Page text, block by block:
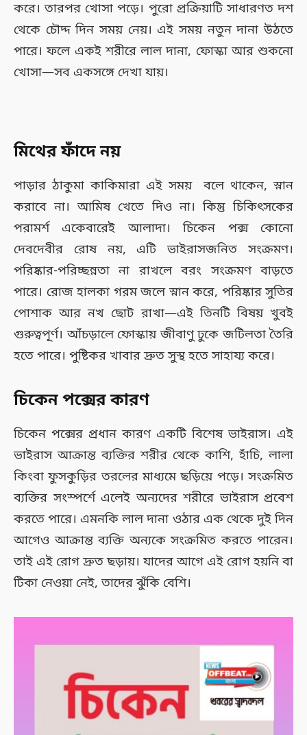
করে। তারপর খোসা পড়ে। পুরো প্রক্রিয়াটি সাধারণত দশ
থেকে চৌদ্দ দিন সময় নেয়। এই সময় নতুন দানা উঠতে
পারে। ফলে একই শরীরে লাল দানা, ফোস্কা আর শুকনো
খোসা—সব একসঙ্গে দেখা যায়।
মিথের ফাঁদে নয়
পাড়ার ঠাকুমা কাকিমারা এই সময় বলে থাকেন, স্নান
করাবে না। আমিষ খেতে দিও না। কিন্তু চিকিৎসকের
পরামর্শ একেবারেই আলাদা। চিকেন পক্স কোনো
দেবদেবীর রোষ নয়, এটি ভাইরাসজনিত সংক্রমণ।
পরিষ্কার-পরিচ্ছন্নতা না রাখলে বরং সংক্রমণ বাড়তে
পারে। রোজ হালকা গরম জলে স্নান করে, পরিষ্কার সুতির
পোশাক আর নখ ছোট রাখা—এই তিনটি বিষয় খুবই
গুরুত্বপূর্ণ। আঁচড়ালে ফোস্কায় জীবাণু ঢুকে জটিলতা তৈরি
হতে পারে। পুষ্টিকর খাবার দ্রুত সুস্থ হতে সাহায্য করে।
চিকেন পক্সের কারণ
চিকেন পক্সের প্রধান কারণ একটি বিশেষ ভাইরাস। এই
ভাইরাস আক্রান্ত ব্যক্তির শরীর থেকে কাশি, হাঁচি, লালা
কিংবা ফুসকুড়ির তরলের মাধ্যমে ছড়িয়ে পড়ে। সংক্রমিত
ব্যক্তির সংস্পর্শে এলেই অন্যদের শরীরে ভাইরাস প্রবেশ
করতে পারে। এমনকি লাল দানা ওঠার এক থেকে দুই দিন
আগেও আক্রান্ত ব্যক্তি অন্যকে সংক্রমিত করতে পারেন।
তাই এই রোগ দ্রুত ছড়ায়। যাদের আগে এই রোগ হয়নি বা
টিকা নেওয়া নেই, তাদের ঝুঁকি বেশি।